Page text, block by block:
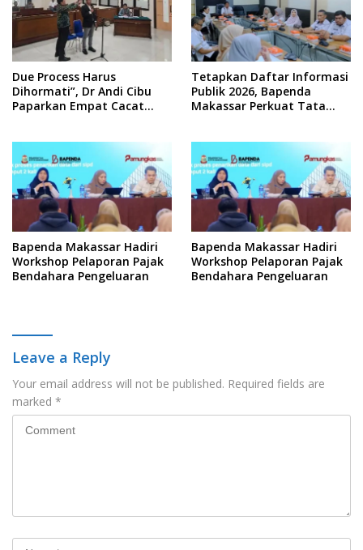
Due Process Harus
Dihormati”, Dr Andi Cibu
Paparkan Empat Cacat
Tetapkan Daftar Informasi
Publik 2026, Bapenda
Makassar Perkuat Tata
Bapenda Makassar Hadiri
Workshop Pelaporan Pajak
Bendahara Pengeluaran
Bapenda Makassar Hadiri
Workshop Pelaporan Pajak
Bendahara Pengeluaran
Leave a Reply
Your email address will not be published. Required fields are
marked *